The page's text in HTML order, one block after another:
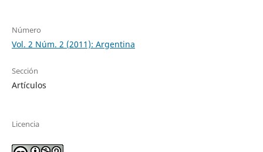
Número
Vol. 2 Núm. 2 (2011): Argentina
Sección
Artículos
Licencia